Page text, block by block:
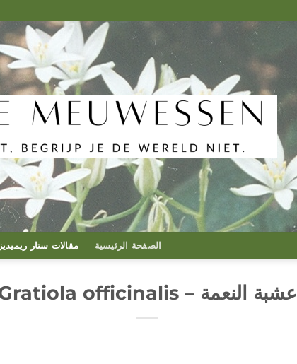
الصفحة الرئيسية مقالات ستار ريميديز
عشبة النعمة – Gratiola officinalis